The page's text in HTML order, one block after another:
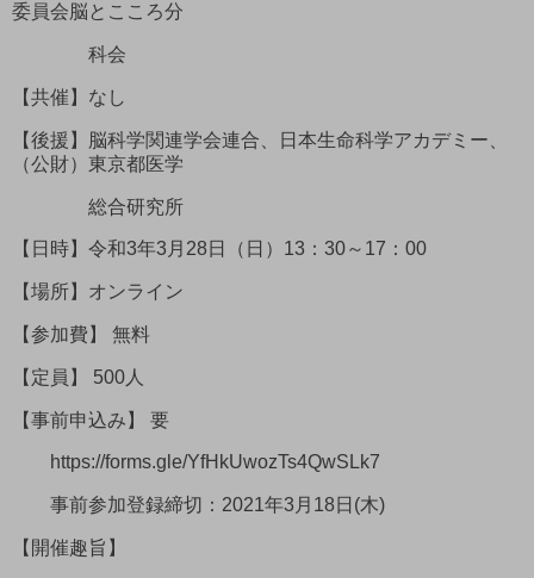
委員会脳とこころ分
科会
【共催】なし
【後援】脳科学関連学会連合、日本生命科学アカデミー、
（公財）東京都医学
総合研究所
【日時】令和3年3月28日（日）13：30～17：00
【場所】オンライン
【参加費】 無料
【定員】 500人
【事前申込み】 要
https://forms.gle/YfHkUwozTs4QwSLk7
事前参加登録締切：2021年3月18日(木)
【開催趣旨】